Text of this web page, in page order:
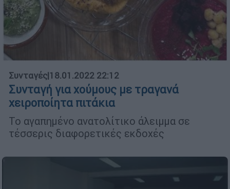
Συνταγές|18.01.2022 22:12
Συνταγή για χούμους με τραγανά
χειροποίητα πιτάκια
To αγαπημένο ανατολίτικο άλειμμα σε
τέσσερις διαφορετικές εκδοχές